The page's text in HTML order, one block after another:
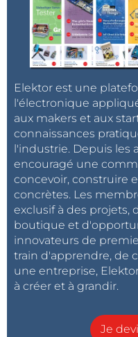
Elektor est une
l'électronique
aux makers et aux
connaissances
l'industrie. Depuis les
encouragé une
concevoir, construire
concrètes. Les
exclusif à des projets,
boutique et
innovateurs de
train d'apprendre, de
une entreprise,
à créer et à grandir.
Je